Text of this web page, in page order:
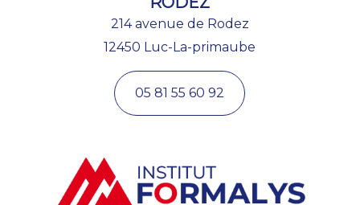
214 avenue de Rodez
12450 Luc-La-primaube
05 81 55 60 92